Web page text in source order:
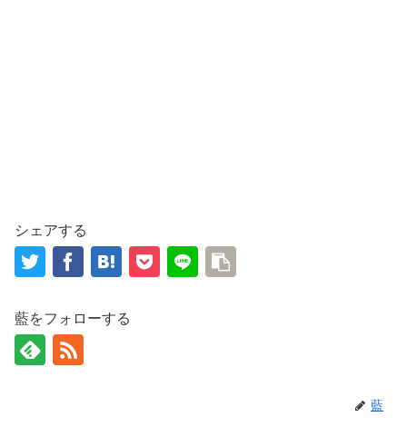
シェアする
藍をフォローする
藍